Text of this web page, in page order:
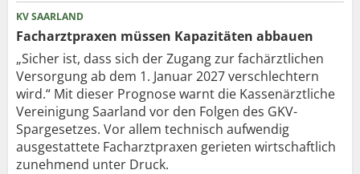
KV SAARLAND
Facharztpraxen müssen Kapazitäten abbauen
„Sicher ist, dass sich der Zugang zur fachärztlichen
Versorgung ab dem 1. Januar 2027 verschlechtern
wird.“ Mit dieser Prognose warnt die Kassenärztliche
Vereinigung Saarland vor den Folgen des GKV-
Spargesetzes. Vor allem technisch aufwendig
ausgestattete Facharztpraxen gerieten wirtschaftlich
zunehmend unter Druck.